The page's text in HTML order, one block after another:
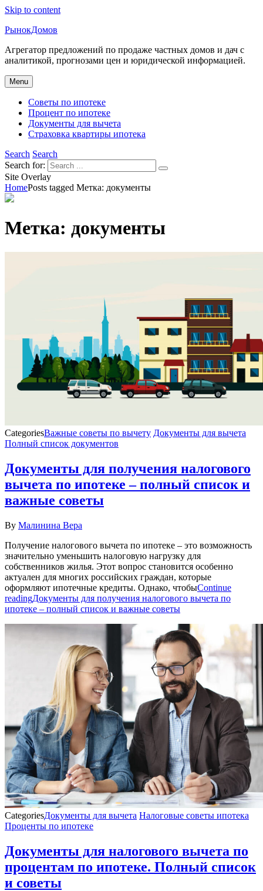
Skip to content
РынокДомов
Агрегатор предложений по продаже частных домов и дач с
аналитикой, прогнозами цен и юридической информацией.
Menu
Советы по ипотеке
Процент по ипотеке
Документы для вычета
Страховка квартиры ипотека
Search Search
Search for:
Site Overlay
HomePosts tagged Метка: документы
Метка: документы
CategoriesВажные советы по вычету Документы для вычета
Полный список документов
Документы для получения налогового
вычета по ипотеке – полный список и
важные советы
By Малинина Вера
Получение налогового вычета по ипотеке – это возможность
значительно уменьшить налоговую нагрузку для
собственников жилья. Этот вопрос становится особенно
актуален для многих российских граждан, которые
оформляют ипотечные кредиты. Однако, чтобыContinue
readingДокументы для получения налогового вычета по
ипотеке – полный список и важные советы
CategoriesДокументы для вычета Налоговые советы ипотека
Проценты по ипотеке
Документы для налогового вычета по
процентам по ипотеке. Полный список
и советы